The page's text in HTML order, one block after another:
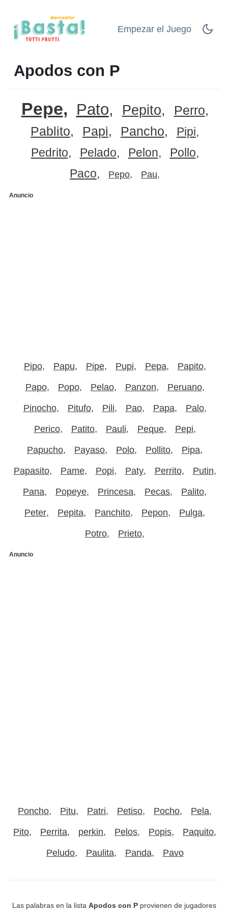
Empezar el Juego
Apodos con P
Pepe Pato Pepito
Perro
Pablito
Papi Pancho
Pipi
Pedrito
Pelado Pelon
Pollo
Paco
Pepo Pau
Anuncio
Pipo Papu Pipe Pupi Pepa Papito
Papo Popo Pelao Panzon Peruano
Pinocho Pitufo Pili Pao Papa Palo
Perico Patito Pauli Peque Pepi
Papucho Payaso Polo Pollito Pipa
Papasito Pame Popi Paty Perrito Putin
Pana Popeye Princesa Pecas Palito
Peter Pepita Panchito Pepon Pulga
Potro Prieto
Anuncio
Poncho Pitu Patri Petiso Pocho Pela
Pito Perrita perkin Pelos Popis Paquito
Peludo Paulita Panda Pavo
Las palabras en la lista Apodos con Pprovienen de jugadores